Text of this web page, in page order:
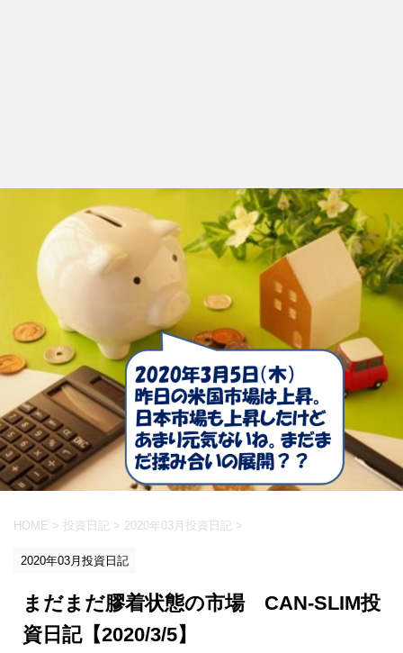
HOME > 投資日記 > 2020年03月投資日記 >
2020年03月投資日記
まだまだ膠着状態の市場 CAN-SLIM投
資日記【2020/3/5】